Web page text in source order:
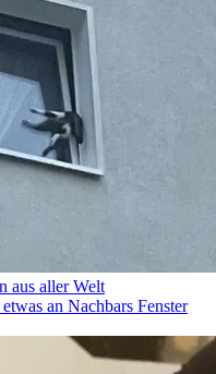
aus aller Welt
an Nachbars Fenster